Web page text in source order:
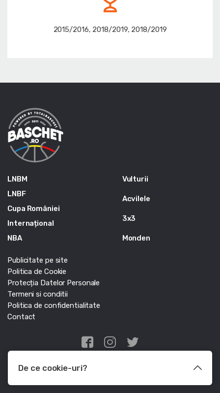
2015/2016, 2018/2019, 2018/2019
LNBM
LNBF
Cupa României
Internațional
NBA
Vulturii
Acvilele
3x3
Monden
Publicitate pe site
Politica de Cookie
Protecția Datelor Personale
Termeni si conditii
Politica de confidentialitate
Contact
Edris Digital Agency
De ce cookie-uri?